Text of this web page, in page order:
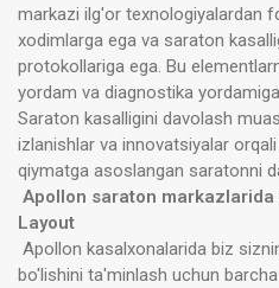
markazi ilg'or texnologiyalardan
xodimlarga ega va saraton
protokollariga ega. Bu
yordam va diagnostika
Saraton kasalligini davolash
izlanishlar va innovatsiyalar
qiymatga asoslangan saratonni
Apollon saraton markazlarida
Layout
Apollon kasalxonalarida biz
bo'lishini ta'minlash uchun